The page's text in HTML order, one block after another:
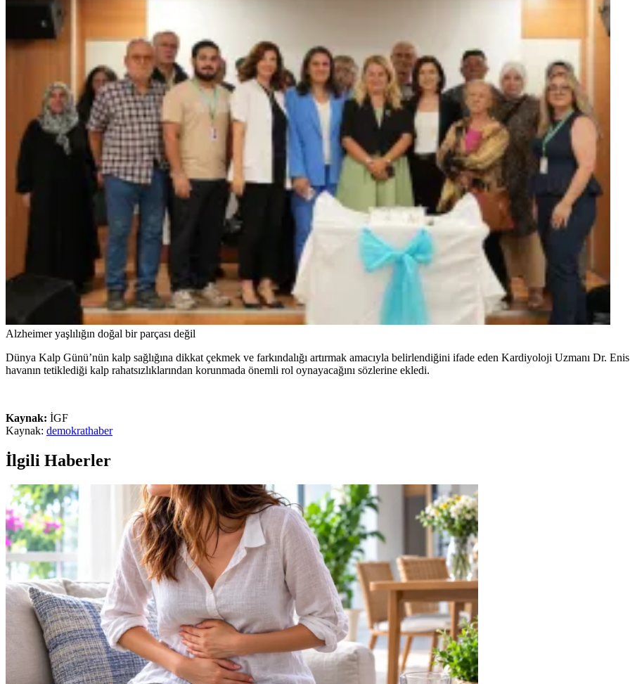
Alzheimer yaşlılığın doğal bir parçası değil
Dünya Kalp Günü’nün kalp sağlığına dikkat çekmek ve farkındalığı artırmak amacıyla belirlendiğini ifade eden Kardiyoloji Uzmanı Dr.
havanın tetiklediği kalp rahatsızlıklarından korunmada önemli rol oynayacağını sözlerine ekledi.
Kaynak: İGF
Kaynak: demokrathaber
İlgili Haberler